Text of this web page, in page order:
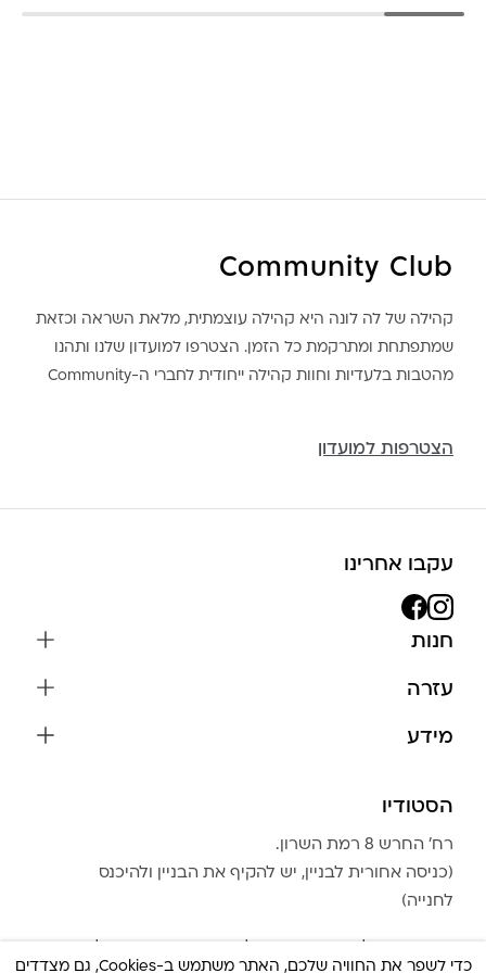
Community Club
קהילה של לה לונה היא קהילה עוצמתית, מלאת השראה וכזאת
שמתפתחת ומתרקמת כל הזמן. הצטרפו למועדון שלנו ותהנו
מהטבות בלעדיות וחוות קהילה ייחודית לחברי ה-Community
הצטרפות למועדון
עקבו אחרינו
חנות
צמידים
בגדים
אביזרים
גברים
LA LUNA HOME
עזרה
צור קשר
מידע
שמירה על התכשיטים
הצהרת נגישות
טבלת מידות טבעות
Community Club
הסטודיו
רח׳ החרש 8 רמת השרון.
(כניסה אחורית לבניין, יש להקיף את הבניין ולהיכנס
לחנייה)
כדי לשפר את החוויה שלכם, האתר משתמש ב-Cookies, גם מצדדים